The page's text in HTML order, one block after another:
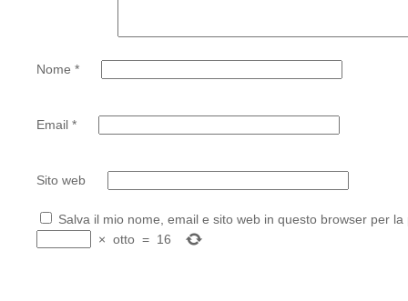
Nome *
Email *
Sito web
Salva il mio nome, email e sito web in questo browser per
× otto = 16